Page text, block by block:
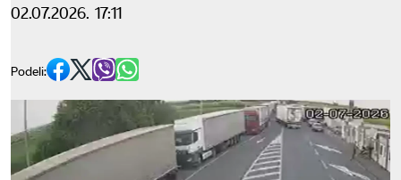
02.07.2026. 17:11
Podeli: